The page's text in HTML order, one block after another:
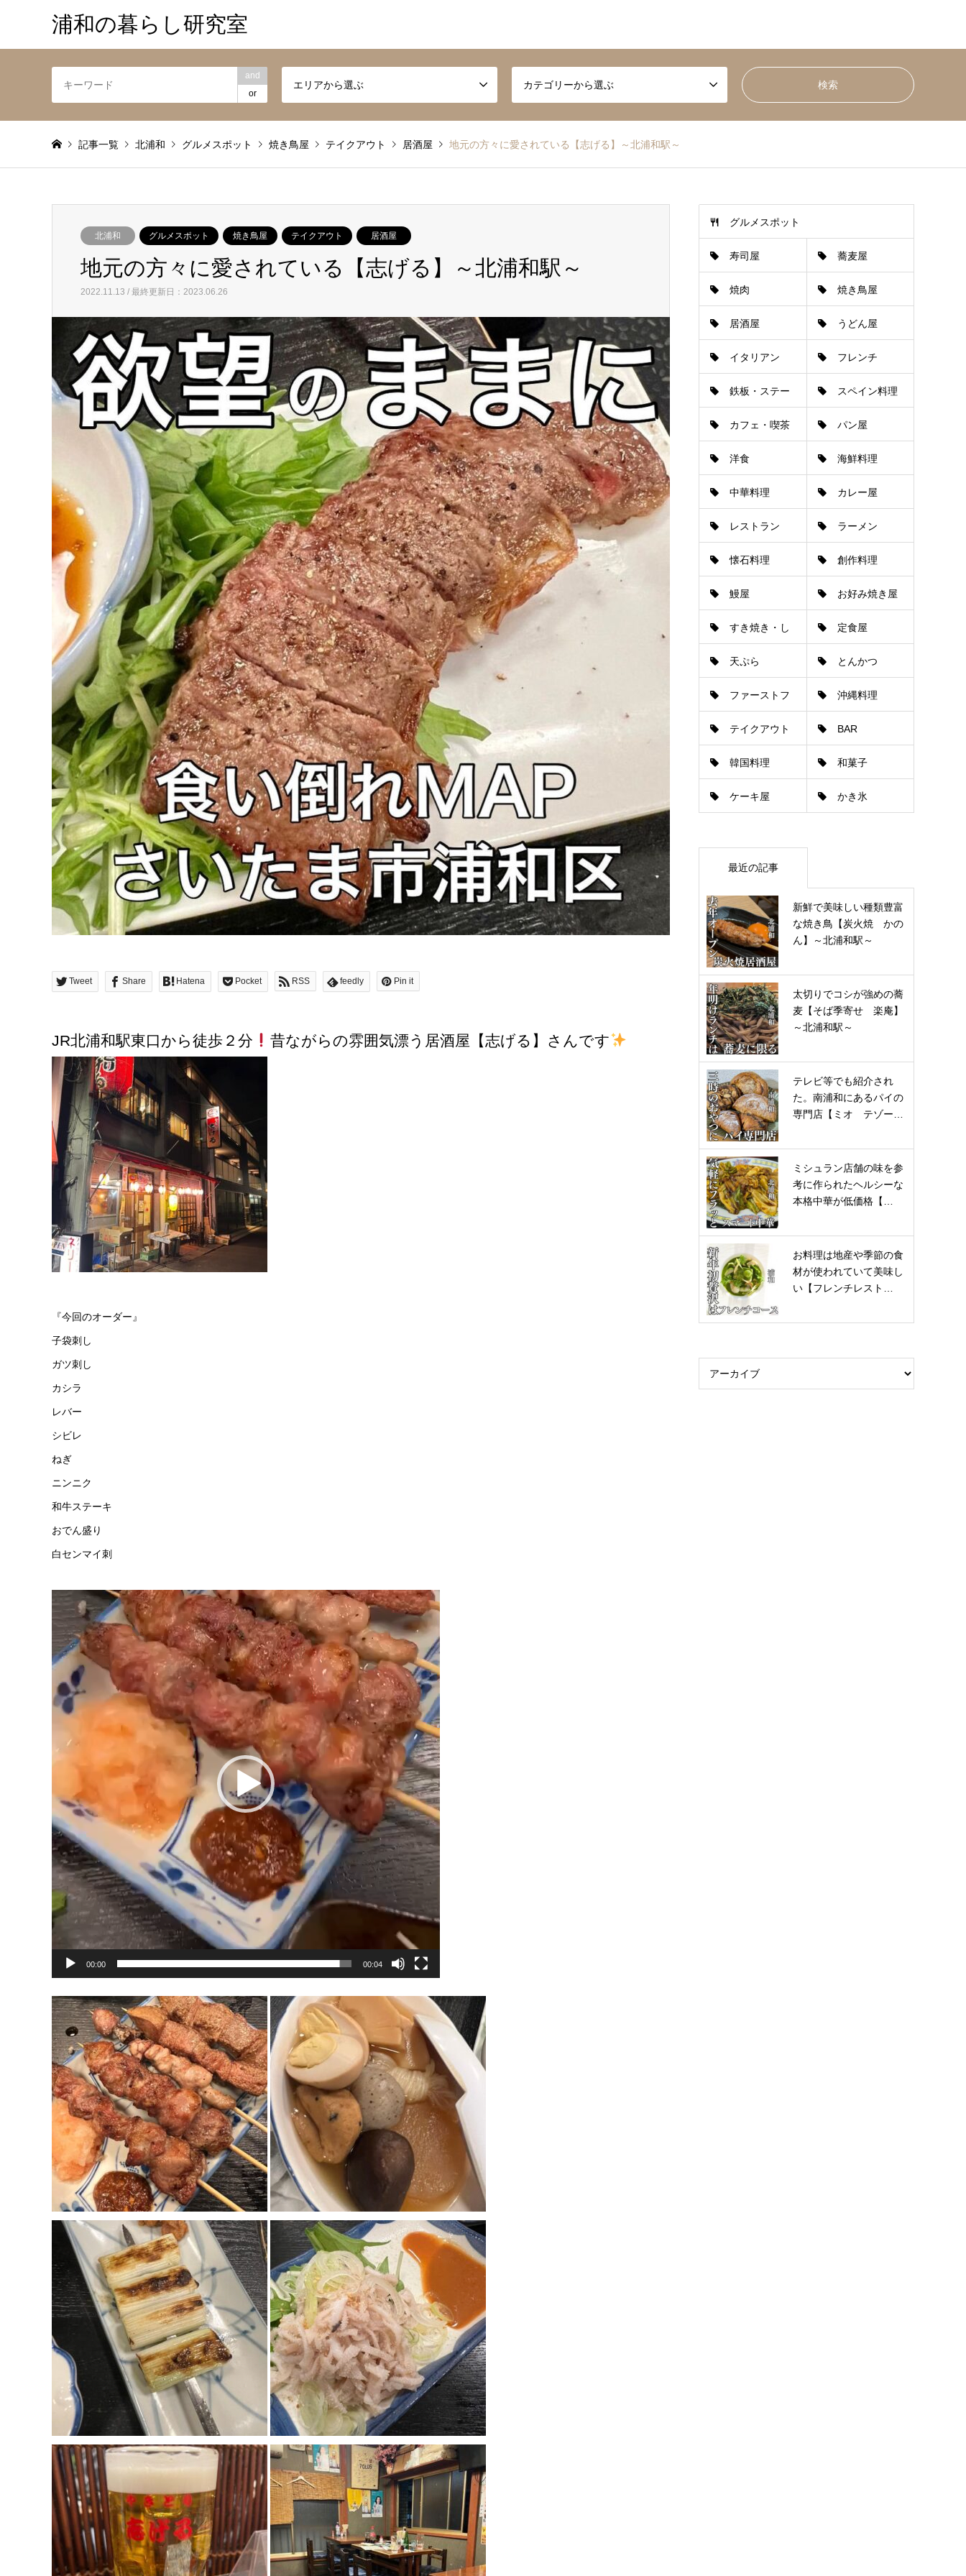
浦和の暮らし研究室
and
or
エリアから選ぶ カテゴリーから選ぶ
記事一覧 北浦和 グルメスポット 焼き鳥屋 テイクアウト 居酒屋 地元の方々に愛されている【志げる】～北浦和駅～
北浦和 グルメスポット 焼き鳥屋 テイクアウト 居酒屋
地元の方々に愛されている【志げる】～北浦和駅～
2022.11.13 / 最終更新日：2023.06.26
Tweet Share Hatena Pocket RSS feedly Pin it
JR北浦和駅東口から徒歩２分 昔ながらの雰囲気漂う居酒屋【志げる】さんです
『今回のオーダー』
子袋刺し
ガツ刺し
カシラ
レバー
シビレ
ねぎ
ニンニク
和牛ステーキ
おでん盛り
白センマイ刺
動
画
プ
レ
ー
00:00 00:04
グルメスポット
寿司屋 蕎麦屋
焼肉 焼き鳥屋
居酒屋 うどん屋
イタリアン フレンチ
鉄板・ステー
キ
スペイン料理
カフェ・喫茶
店
パン屋
洋食 海鮮料理
中華料理 カレー屋
レストラン ラーメン
懐石料理 創作料理
鰻屋 お好み焼き屋
すき焼き・し
ゃぶしゃぶ
定食屋
天ぷら とんかつ
ファーストフ
ード
沖縄料理
テイクアウト BAR
韓国料理 和菓子
ケーキ屋 かき氷
最近の記事
新鮮で美味しい種類豊富
な焼き鳥【炭火焼 かの
ん】～北浦和駅～
太切りでコシが強めの蕎
麦【そば季寄せ 楽庵】
～北浦和駅～
テレビ等でも紹介され
た。南浦和にあるパイの
専門店【ミオ テゾー…
ミシュラン店舗の味を参
考に作られたヘルシーな
本格中華が低価格【…
お料理は地産や季節の食
材が使われていて美味し
い【フレンチレスト…